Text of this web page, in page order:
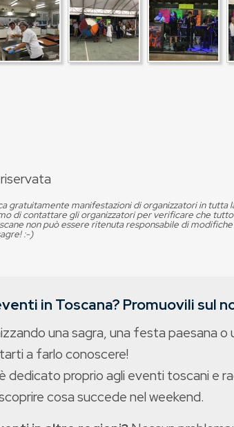
gratuitamente manifestazioni di organizzatori in
di contattare gli organizzatori per verificare che
non può essere ritenuta responsabile di
:-)
in Toscana? Promuovili sul
una sagra, una festa paesana
a farlo conoscere!
dedicato proprio agli eventi toscani e
cosa succede nel weekend.